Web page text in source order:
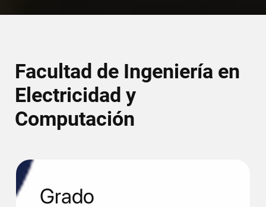
Facultad de Ingeniería en
Electricidad y
Computación
Grado